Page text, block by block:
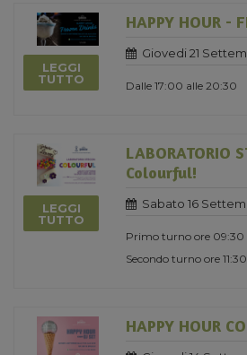
LEGGI
TUTTO
HAPPY HOUR -
Giovedi 21
Dalle 17:00 alle 20:30
LEGGI
TUTTO
LABORATORIO
Colourful!
Sabato 16
Primo turno ore 09:30
Secondo turno ore 11:30
HAPPY HOUR